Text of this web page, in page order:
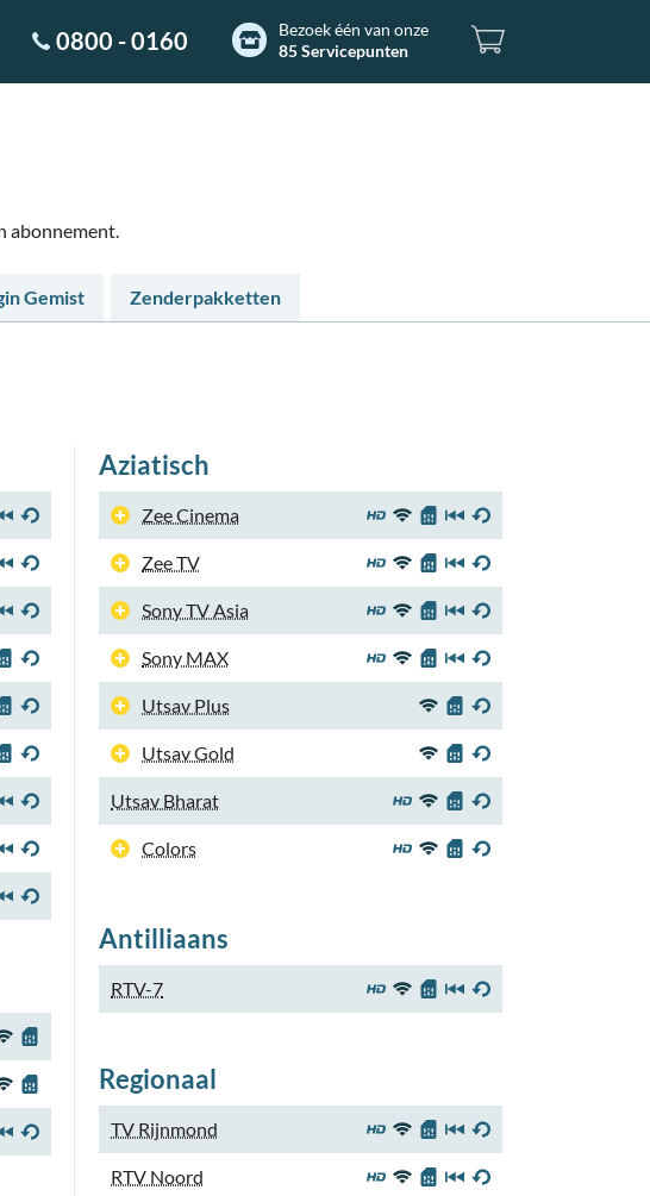
0800 - 0160
Bezoek één van onze
85 Servicepunten
abonnement.
Gemist Zenderpakketten
Aziatisch
Zee Cinema
Zee TV
Sony TV Asia
Sony MAX
Utsav Plus
Utsav Gold
Utsav Bharat
Colors
Antilliaans
RTV-7
Regionaal
TV Rijnmond
RTV Noord